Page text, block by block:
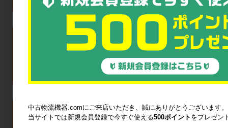
中古物流機器.comにご来店いただき、誠にありがとうございます。
当サイトでは新規会員登録で今すぐ使える500ポイント をプレゼン